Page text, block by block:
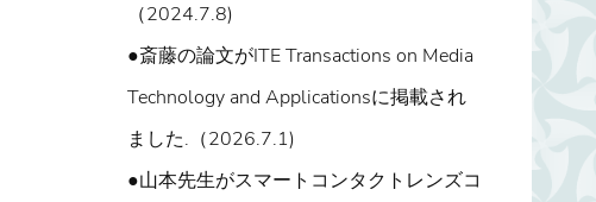
（2024.7.8)
●斎藤の論文がITE Transactions on Media
Technology and Applicationsに掲載され
ました.（2026.7.1)
●山本先生がスマートコンタクトレンズコ